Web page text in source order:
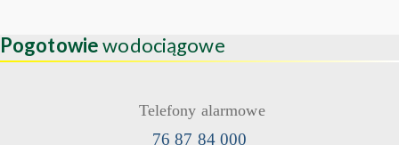
Pogotowiewodociągowe
Telefony alarmowe
76 87 84 000